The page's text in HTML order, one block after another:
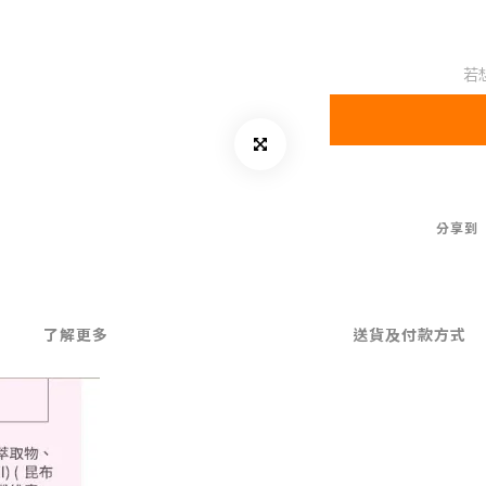
若
分享到
了解更多 送貨及付款方式